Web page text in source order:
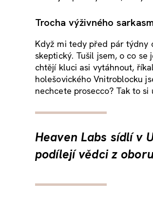
Trocha výživného
Když mi tedy před pár týdny
skeptický. Tušil jsem, o co se
chtějí kluci asi vytáhnout,
holešovického Vnitroblocku
nechcete prosecco? Tak to
Heaven Labs sídlí v
podílejí vědci z